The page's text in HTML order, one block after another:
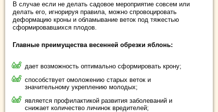
В случае если не делать садовое мероприятие совсем или
делать его, игнорируя правила, можно спровоцировать
деформацию кроны и обламывание веток под тяжестью
сформировавшихся плодов.
Главные преимущества весенней обрезки яблонь:
дает возможность оптимально сформировать крону;
способствует омоложению старых веток и
значительному укреплению молодых;
является профилактикой развития заболеваний и
снижает количество личинок вредителей;